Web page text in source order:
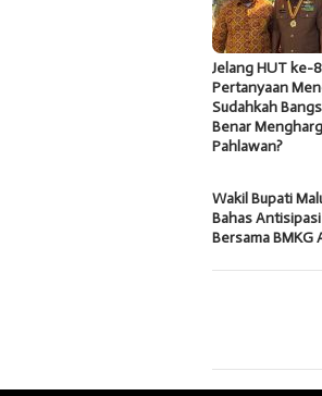
Jelang HUT ke-
Pertanyaan
Sudahkah
Benar
Pahlawan?
Wakil Bupati
Bahas
Bersama BMKG